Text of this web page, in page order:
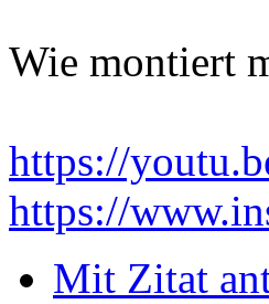
Wie montiert
https://
https://
Mit Zitat